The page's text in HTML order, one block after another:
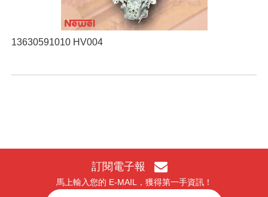
13630591010 HV004
訂閱電子報
馬上輸入您的 E-MAIL，獲得第一手資訊！